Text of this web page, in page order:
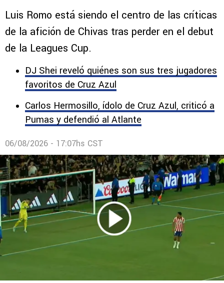
Luis Romo está siendo el centro de las críticas
de la afición de Chivas tras perder en el debut
de la Leagues Cup.
DJ Shei reveló quiénes son sus tres jugadores
favoritos de Cruz Azul
Carlos Hermosillo, ídolo de Cruz Azul, criticó a
Pumas y defendió al Atlante
06/08/2026 - 17:07hs CST